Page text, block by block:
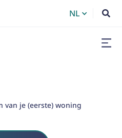
NL 
van je (eerste) woning